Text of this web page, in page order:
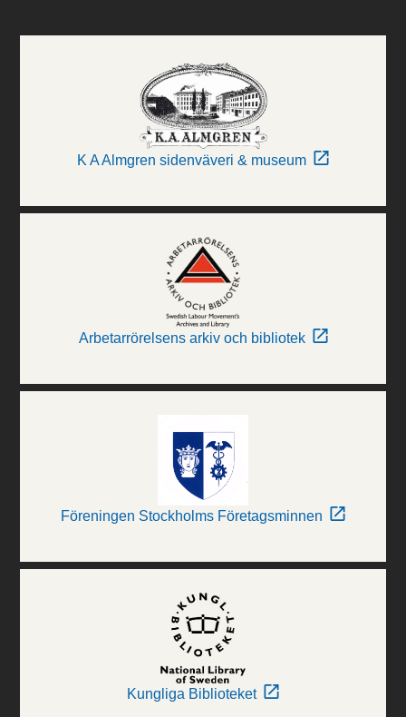
K A Almgren sidenväveri & museum
Arbetarrörelsens arkiv och bibliotek
Föreningen Stockholms Företagsminnen
Kungliga Biblioteket